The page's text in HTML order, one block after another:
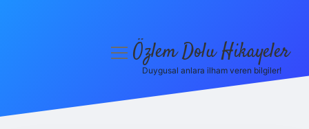
menüyüÖzlem Dolu Hikayeler
Duygusal anlara ilham veren bilgiler!